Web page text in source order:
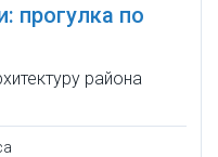
прогулка по
района